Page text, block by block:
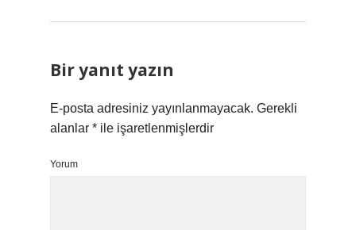
Bir yanıt yazın
E-posta adresiniz yayınlanmayacak. Gerekli
alanlar * ile işaretlenmişlerdir
Yorum